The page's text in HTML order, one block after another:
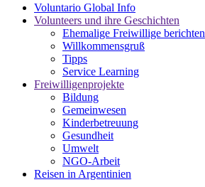
Voluntario Global Info
Volunteers und ihre Geschichten
Ehemalige Freiwillige berichten
Willkommensgruß
Tipps
Service Learning
Freiwilligenprojekte
Bildung
Gemeinwesen
Kinderbetreuung
Gesundheit
Umwelt
NGO-Arbeit
Reisen in Argentinien